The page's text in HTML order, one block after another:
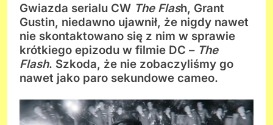
Gwiazda serialu CW The Flash, Grant
Gustin, niedawno ujawnił, że nigdy nawet
nie skontaktowano się z nim w sprawie
krótkiego epizodu w filmie DC – The
Flash. Szkoda, że nie zobaczyliśmy go
nawet jako paro sekundowe cameo.